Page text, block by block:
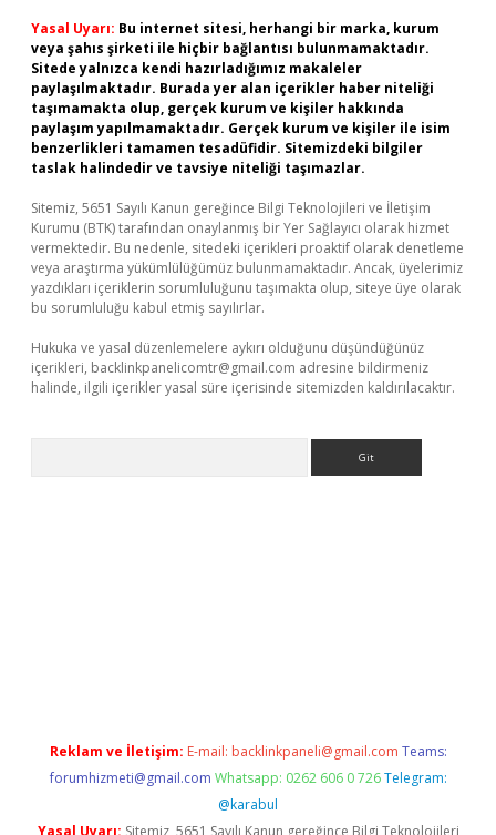
Yasal Uyarı: Bu internet sitesi, herhangi bir marka, kurum
veya şahıs şirketi ile hiçbir bağlantısı bulunmamaktadır.
Sitede yalnızca kendi hazırladığımız makaleler
paylaşılmaktadır. Burada yer alan içerikler haber niteliği
taşımamakta olup, gerçek kurum ve kişiler hakkında
paylaşım yapılmamaktadır. Gerçek kurum ve kişiler ile isim
benzerlikleri tamamen tesadüfidir. Sitemizdeki bilgiler
taslak halindedir ve tavsiye niteliği taşımazlar.
Sitemiz, 5651 Sayılı Kanun gereğince Bilgi Teknolojileri ve İletişim
Kurumu (BTK) tarafından onaylanmış bir Yer Sağlayıcı olarak hizmet
vermektedir. Bu nedenle, sitedeki içerikleri proaktif olarak denetleme
veya araştırma yükümlülüğümüz bulunmamaktadır. Ancak, üyelerimiz
yazdıkları içeriklerin sorumluluğunu taşımakta olup, siteye üye olarak
bu sorumluluğu kabul etmiş sayılırlar.
Hukuka ve yasal düzenlemelere aykırı olduğunu düşündüğünüz
içerikleri, backlinkpanelicomtr@gmail.com adresine bildirmeniz
halinde, ilgili içerikler yasal süre içerisinde sitemizden kaldırılacaktır.
Reklam ve İletişim: E-mail: backlinkpaneli@gmail.com Teams:
forumhizmeti@gmail.com Whatsapp: 0262 606 0 726 Telegram:
@karabul
Yasal Uyarı: Sitemiz, 5651 Sayılı Kanun gereğince Bilgi Teknolojileri